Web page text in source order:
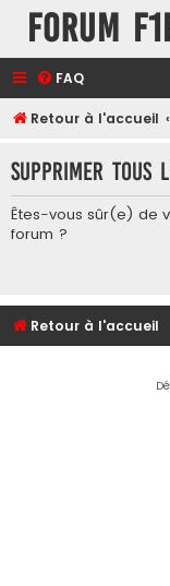
Forum
FAQ
Retour à l'accueil
Supprimer tous
Êtes-vous sûr(e) de
forum ?
Retour à l'accueil